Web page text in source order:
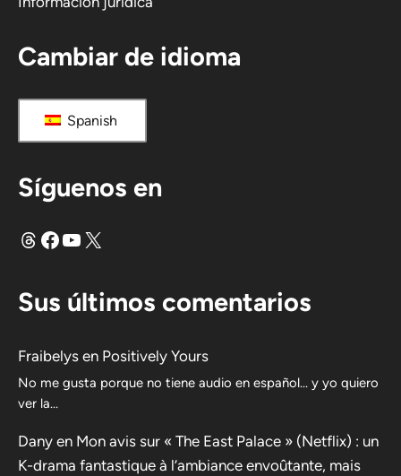
Cambiar de idioma
Spanish
Síguenos en
Hilos
Facebook
YouTube
X
Sus últimos comentarios
Fraibelys en Positively Yours
No me gusta porque no tiene audio en español... y yo quiero
ver la...
Dany en Mon avis sur « The East Palace » (Netflix) : un
K-drama fantastique à l’ambiance envoûtante, mais